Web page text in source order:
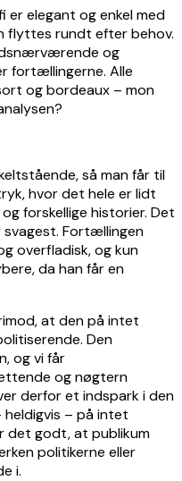
er elegant og enkel med
flyttes rundt efter behov.
og
fortællingerne. Alle
og bordeaux – mon
så man får til
hvor det hele er lidt
forskellige historier. Det
Fortællingen
overfladisk, og kun
da han får en
at den på intet
Den
og vi får
og nøgtern
derfor et indspark i den
– på intet
det godt, at publikum
politikerne eller
i.